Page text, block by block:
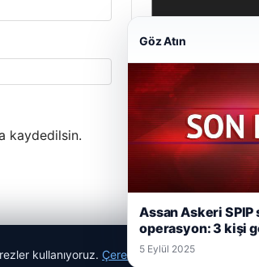
kaydedilsin.
Prenses Night
29 Nisan 2026
çekici içeriklerle gündemi takip etmenizi
kullanıyoruz. Çerez Politikamız
Göz Atın
Assan Askeri
operasyon: 3 kişi
5 Eylül 2025